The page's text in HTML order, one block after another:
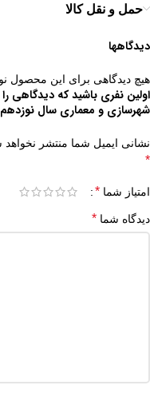
حمل و نقل کالا
دیدگاهها
هیچ دیدگاهی برای این محصول
اولین نفری باشید که دیدگاهی
شهرسازی و معماری سال نوزدهم
نشانی ایمیل شما منتشر نخواهد
*
امتیاز شما *
دیدگاه شما *